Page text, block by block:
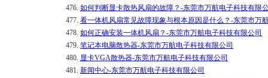
476. 如何判断显卡散热风扇的故障？-东莞市万航电子科技有限
477. 看一体机风扇常见故障现象与根本原因是什么？-东莞市万
478. 如何正确安装一体机风扇？-东莞市万航电子科技有限公司
479. 笔记本电脑散热器-东莞市万航电子科技有限公司
480. 显卡VGA散热器-东莞市万航电子科技有限公司
481. 新闻中心-东莞市万航电子科技有限公司